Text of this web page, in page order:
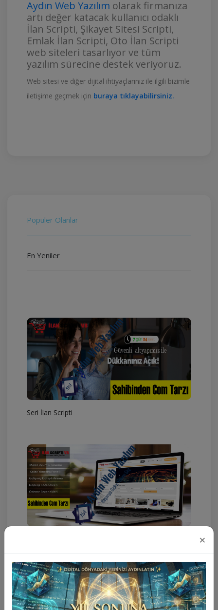
Aydın Web Yazılım olarak firmanıza
artı değer katacak kullanıcı odaklı
İlan Scripti, Şikayet Sitesi Scripti,
Emlak İlan Scripti, Oto İlan Scripti
web siteleri tasarlıyor ve tüm
yazılım sürecine destek veriyoruz.
Web sitesi ve diğer dijital ihtiyaçlarınız ile ilgili bizimle
iletişime geçmek için buraya tıklayabilirsiniz.
Popüler Olanlar
En Yeniler
Seri İlan Scripti
×